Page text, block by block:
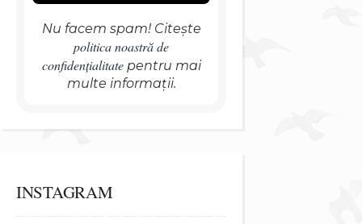
Nu facem spam! Citește
politica noastră de
confidențialitatepentru mai
multe informații.
INSTAGRAM